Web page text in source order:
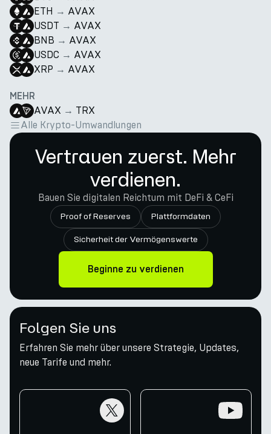
ETH → AVAX
USDT → AVAX
BNB → AVAX
USDC → AVAX
XRP → AVAX
MEHR
AVAX → TRX
Alle Krypto-Umwandlungen
Vertrauen zuerst. Mehr
verdienen.
Bauen Sie digitalen Reichtum mit DeFi & CeFi
Proof of Reserves Plattformdaten
Sicherheit der Vermögenswerte
Beginne zu verdienen
Folgen Sie uns
Erfahren Sie mehr über unsere Strategie, Updates,
neue Tarife und mehr.